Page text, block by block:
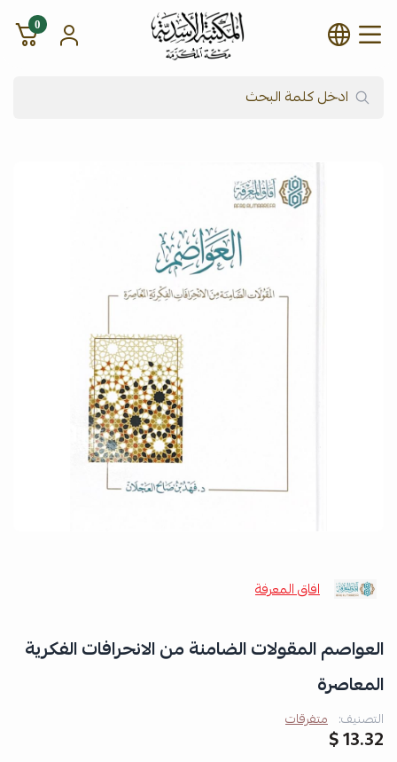
شركة المكتبة الأسدية للنشر
0
افاق المعرفة
العواصم المقولات الضامنة من الانحرافات الفكرية
المعاصرة
التصنيف: متفرقات
13.32 $